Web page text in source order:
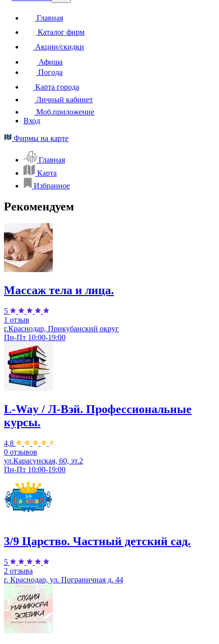
Главная
Каталог фирм
Акции/скидки
Афиша
Погода
Карта города
Личный кабинет
Моб.приложение
Вход
Фирмы на карте
Главная
Карта
Избранное
Рекомендуем
Массаж тела и лица.
5
1 отзыв
г.Краснодар, Прикубанский округ
Пн-Пт 10:00-19:00
L-Way / Л-Вэй. Профессиональные
курсы.
4,8
0 отзывов
ул.Карасунская, 60, эт.2
Пн-Пт 10:00-19:00
3/9 Царство. Частный детский сад.
5
2 отзыва
г. Краснодар, ул. Пограничная д. 44